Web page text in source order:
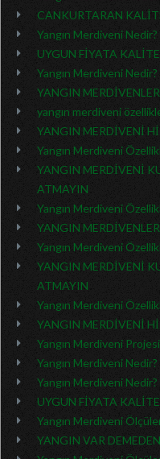
CANKURTARAN
Yangın Merdiveni Nedir?
UYGUN FİYATA
Yangın Merdiveni Nedir?
YANGIN
yangın merdiveni
YANGIN MERDİVENİ
Yangın Merdiveni
YANGIN MERDİVENİ
ATMAYIN
Yangın Merdiveni
YANGIN
Yangın Merdiveni
YANGIN MERDİVENİ
ATMAYIN
Yangın Merdiveni
YANGIN MERDİVENİ
Yangın Merdiveni Projesi
Yangın Merdiveni Nedir?
Yangın Merdiveni Nedir?
UYGUN FİYATA
Yangın Merdiveni
YANGIN VAR